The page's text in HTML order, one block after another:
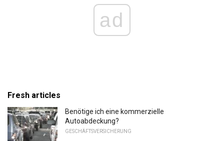
ad
Fresh articles
Benötige ich eine kommerzielle
Autoabdeckung?
GESCHÄFTSVERSICHERUNG